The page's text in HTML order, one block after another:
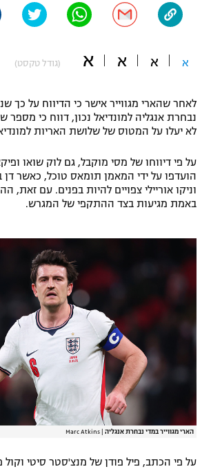
"מחצית בשכונה" – פודקאסט
משתתפים וזוכים בפרסים
תקנון משתתפים וזוכים בפרסים
תקנון עבור פעילות ספורט 1 – "מרלן"
טניס
גיימינג E-Sports
תנאי שימוש
רשיון להקרנה פומבית לבית עסק
הצטרפות לחבילת הערוצים
לוח דרושים – ג'ובנט
תגיות
המגזין
אופניים
ספורט מוטורי
פוטבול אמריקאי NFL
בייסבול MLB
ספורט אתגרי ואקסטרים
גיימינג E-Sports
א א א א (גודל טקסט)
לאחר שהארי מגווייר אישר כי הדיווח על כך
נבחרת אנגליה למונדיאל נכון, דווח כי מספר
לא יעלו על המטוס של שלושת האריות למונדיאל
על פי דיווחו של מסי מוקבל, גם לוק שואו
הועדפו על ידי המאמן תומאס טוכל, כאשר דן
וניקו אוריילי צפויים להיות בפנים. עם זאת,
באמת מגיעות בצד ההתקפי של המגרש.
הארי מגווייר במדי נבחרת אנגליה Marc Atkins
על פי הכתב, פיל פודן של מנצ'סטר סיטי